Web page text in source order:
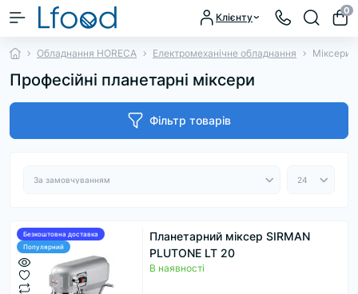
Клієнту
0
Обладнання HORECA Електромеханічне обладнання Міксери
Професійні планетарні міксери
Фільтр товарів
Безкоштовна доставка
Популярний
Планетарний міксер SIRMAN
PLUTONE LT 20
В наявності